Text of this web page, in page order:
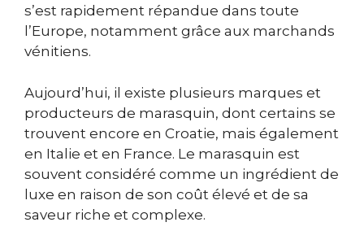
s’est rapidement répandue dans toute
l’Europe, notamment grâce aux marchands
vénitiens.
Aujourd’hui, il existe plusieurs marques et
producteurs de marasquin, dont certains se
trouvent encore en Croatie, mais également
en Italie et en France. Le marasquin est
souvent considéré comme un ingrédient de
luxe en raison de son coût élevé et de sa
saveur riche et complexe.